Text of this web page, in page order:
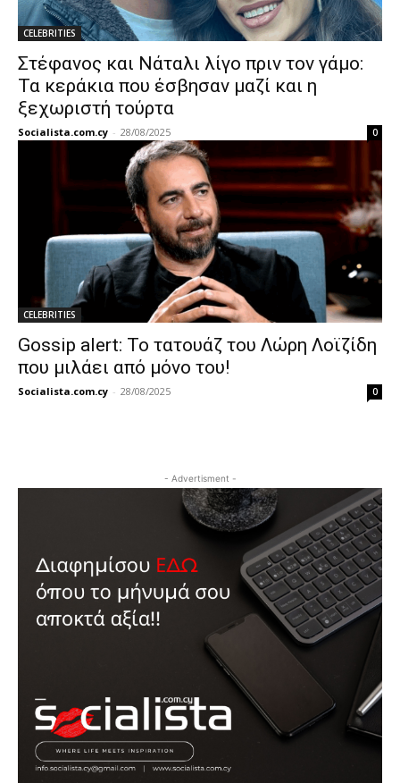
CELEBRITIES
Στέφανος και Νάταλι λίγο πριν τον γάμο:
Τα κεράκια που έσβησαν μαζί και η
ξεχωριστή τούρτα
Socialista.com.cy - 28/08/2025 0
CELEBRITIES
Gossip alert: Το τατουάζ του Λώρη Λοϊζίδη
που μιλάει από μόνο του!
Socialista.com.cy - 28/08/2025 0
- Advertisment -